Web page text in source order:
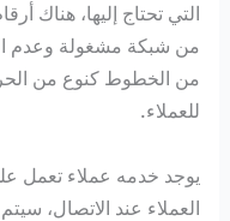
التي تحتاج إليها، هناك
من شبكة مشغولة وعدم
من الخطوط كنوع من
للعملاء.
يوجد خدمه عملاء تعمل
العملاء عند الاتصال،